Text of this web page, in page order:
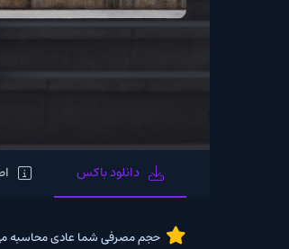
دانلود باکس اطلاعات بیشتر
حجم مصرفی شما عادی محاسبه می‌شود.